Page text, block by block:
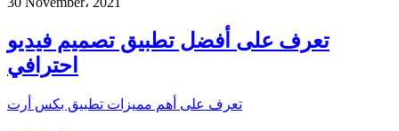
تعرف على أفضل تطبيق تصميم فيديو
احترافي
تعرف على أهم مميزات تطبيق بكس أرت